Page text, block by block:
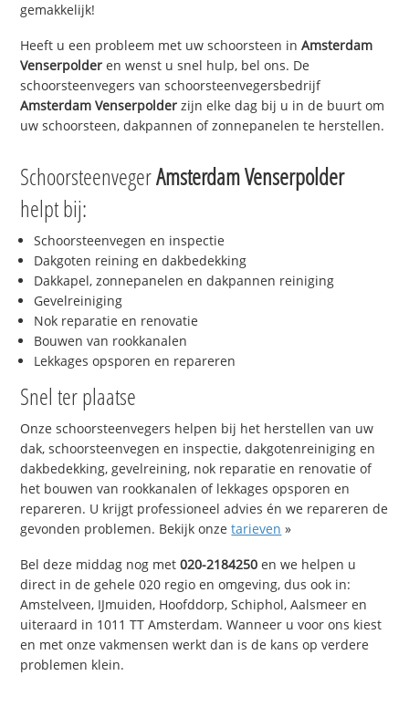
gemakkelijk!
Heeft u een probleem met uw schoorsteen inAmsterdam
Venserpolder en wenst u snel hulp, bel ons. De
schoorsteenvegers van schoorsteenvegersbedrijf
Amsterdam Venserpolder zijn elke dag bij u in de buurt om
uw schoorsteen, dakpannen of zonnepanelen te herstellen.
SchoorsteenvegerAmsterdam Venserpolder
helpt bij:
Schoorsteenvegen en inspectie
Dakgoten reining en dakbedekking
Dakkapel, zonnepanelen en dakpannen reiniging
Gevelreiniging
Nok reparatie en renovatie
Bouwen van rookkanalen
Lekkages opsporen en repareren
Snel ter plaatse
Onze schoorsteenvegers helpen bij het herstellen van uw
dak, schoorsteenvegen en inspectie, dakgotenreiniging en
dakbedekking, gevelreining, nok reparatie en renovatie of
het bouwen van rookkanalen of lekkages opsporen en
repareren. U krijgt professioneel advies én we repareren de
gevonden problemen. Bekijk onzetarieven »
Bel deze middag nog met020-2184250 en we helpen u
direct in de gehele 020 regio en omgeving, dus ook in:
Amstelveen, IJmuiden, Hoofddorp, Schiphol, Aalsmeer en
uiteraard in 1011 TT Amsterdam. Wanneer u voor ons kiest
en met onze vakmensen werkt dan is de kans op verdere
problemen klein.